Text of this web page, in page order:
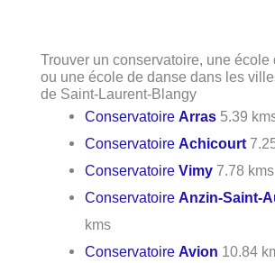
Trouver un conservatoire, une école
ou une école de danse dans les
de Saint-Laurent-Blangy
ConservatoireArras 5.39
ConservatoireAchicourt
ConservatoireVimy 7.78 kms
ConservatoireAnzin-Saint-
kms
ConservatoireAvion 10.84